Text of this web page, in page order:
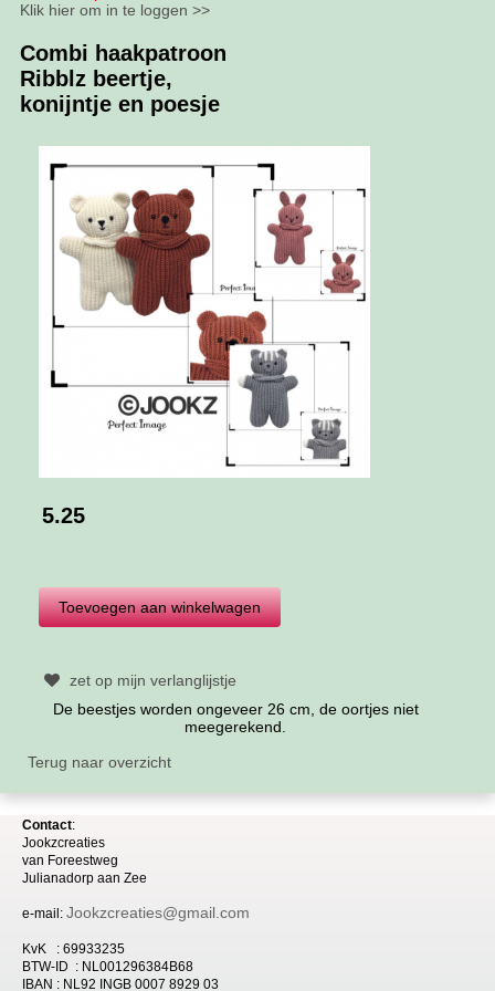
Klik hier om in te loggen >>
Combi haakpatroon
Ribblz beertje,
konijntje en poesje
5.25
zet op mijn verlanglijstje
De beestjes worden ongeveer 26 cm, de oortjes niet
meegerekend.
Terug naar overzicht
Contact:
Jookzcreaties
van Foreestweg
Julianadorp aan Zee
e-mail: Jookzcreaties@gmail.com
KvK : 69933235
BTW-ID : NL001296384B68
IBAN : NL92 INGB 0007 8929 03